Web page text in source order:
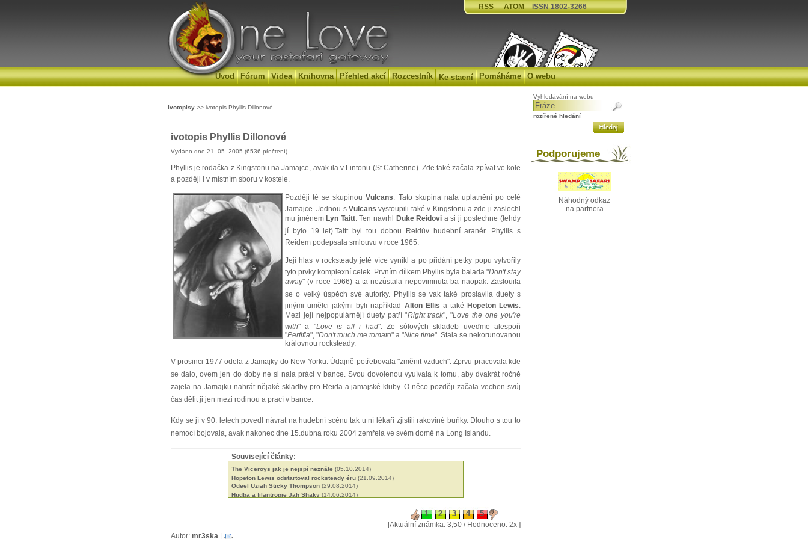
RSS ATOM ISSN 1802-3266
Úvod Fórum Videa Knihovna Přehled akcí Rozcestník Ke staení Pomáháme O webu
ivotopisy >> ivotopis Phyllis Dillonové
ivotopis Phyllis Dillonové
Vydáno dne 21. 05. 2005 (6536 přečtení)
Phyllis je rodačka z Kingstonu na Jamajce, avak ila v Lintonu (St.Catherine). Zde také začala zpívat ve kole
a později i v místním sboru v kostele.
Později té se skupinouVulcans. Tato skupina nala uplatnění po celé
Jamajce. Jednou sVulcans vystoupili také v Kingstonu a zde ji zaslechl
mu jménem Lyn Taitt. Ten navrhl Duke Reidovi a si ji poslechne (tehdy
jí bylo 19 let).Taitt byl tou dobou Reidův hudební aranér. Phyllis s
Reidem podepsala smlouvu v roce 1965.
Její hlas v rocksteady jetě více vynikl a po přidání petky popu vytvořily
tyto prvky komplexní celek. Prvním dílkem Phyllis byla balada "Don't stay
away" (v roce 1966) a ta nezůstala nepovimnuta ba naopak. Zaslouila
se o velký úspěch své autorky. Phyllis se vak také proslavila duety s
jinými umělci jakými byli například Alton Ellis a také Hopeton Lewis.
Mezi její nejpopulárnějí duety patří "Right track", "Love the one you're
with" a "Love is all i had". Ze sólových skladeb uveďme alespoň
"Perfifia", "Don't touch me tomato" a "Nice time". Stala se nekorunovanou
královnou rocksteady.
V prosinci 1977 odela z Jamajky do New Yorku. Údajně potřebovala "změnit vzduch". Zprvu pracovala kde
se dalo, ovem jen do doby ne si nala práci v bance. Svou dovolenou vyuívala k tomu, aby dvakrát ročně
zajela na Jamajku nahrát nějaké skladby pro Reida a jamajské kluby. O něco později začala vechen svůj
čas dělit ji jen mezi rodinou a prací v bance.
Kdy se jí v 90. letech povedl návrat na hudební scénu tak u ní lékaři zjistili rakoviné buňky. Dlouho s tou to
nemocí bojovala, avak nakonec dne 15.dubna roku 2004 zemřela ve svém domě na Long Islandu.
Související články:
The Viceroys jak je nejspí neznáte (05.10.2014)
Hopeton Lewis odstartoval rocksteady éru (21.09.2014)
Odeel Uziah Sticky Thompson (29.08.2014)
Hudba a filantropie Jah Shaky (14.06.2014)
(31.01.2014)[Aktuální známka: 3,50 / Hodnoceno: 2x ]
Autor: mr3ska
Vyhledávání na webu
rozířené hledání
Podporujeme
Náhodný odkaz
na partnera